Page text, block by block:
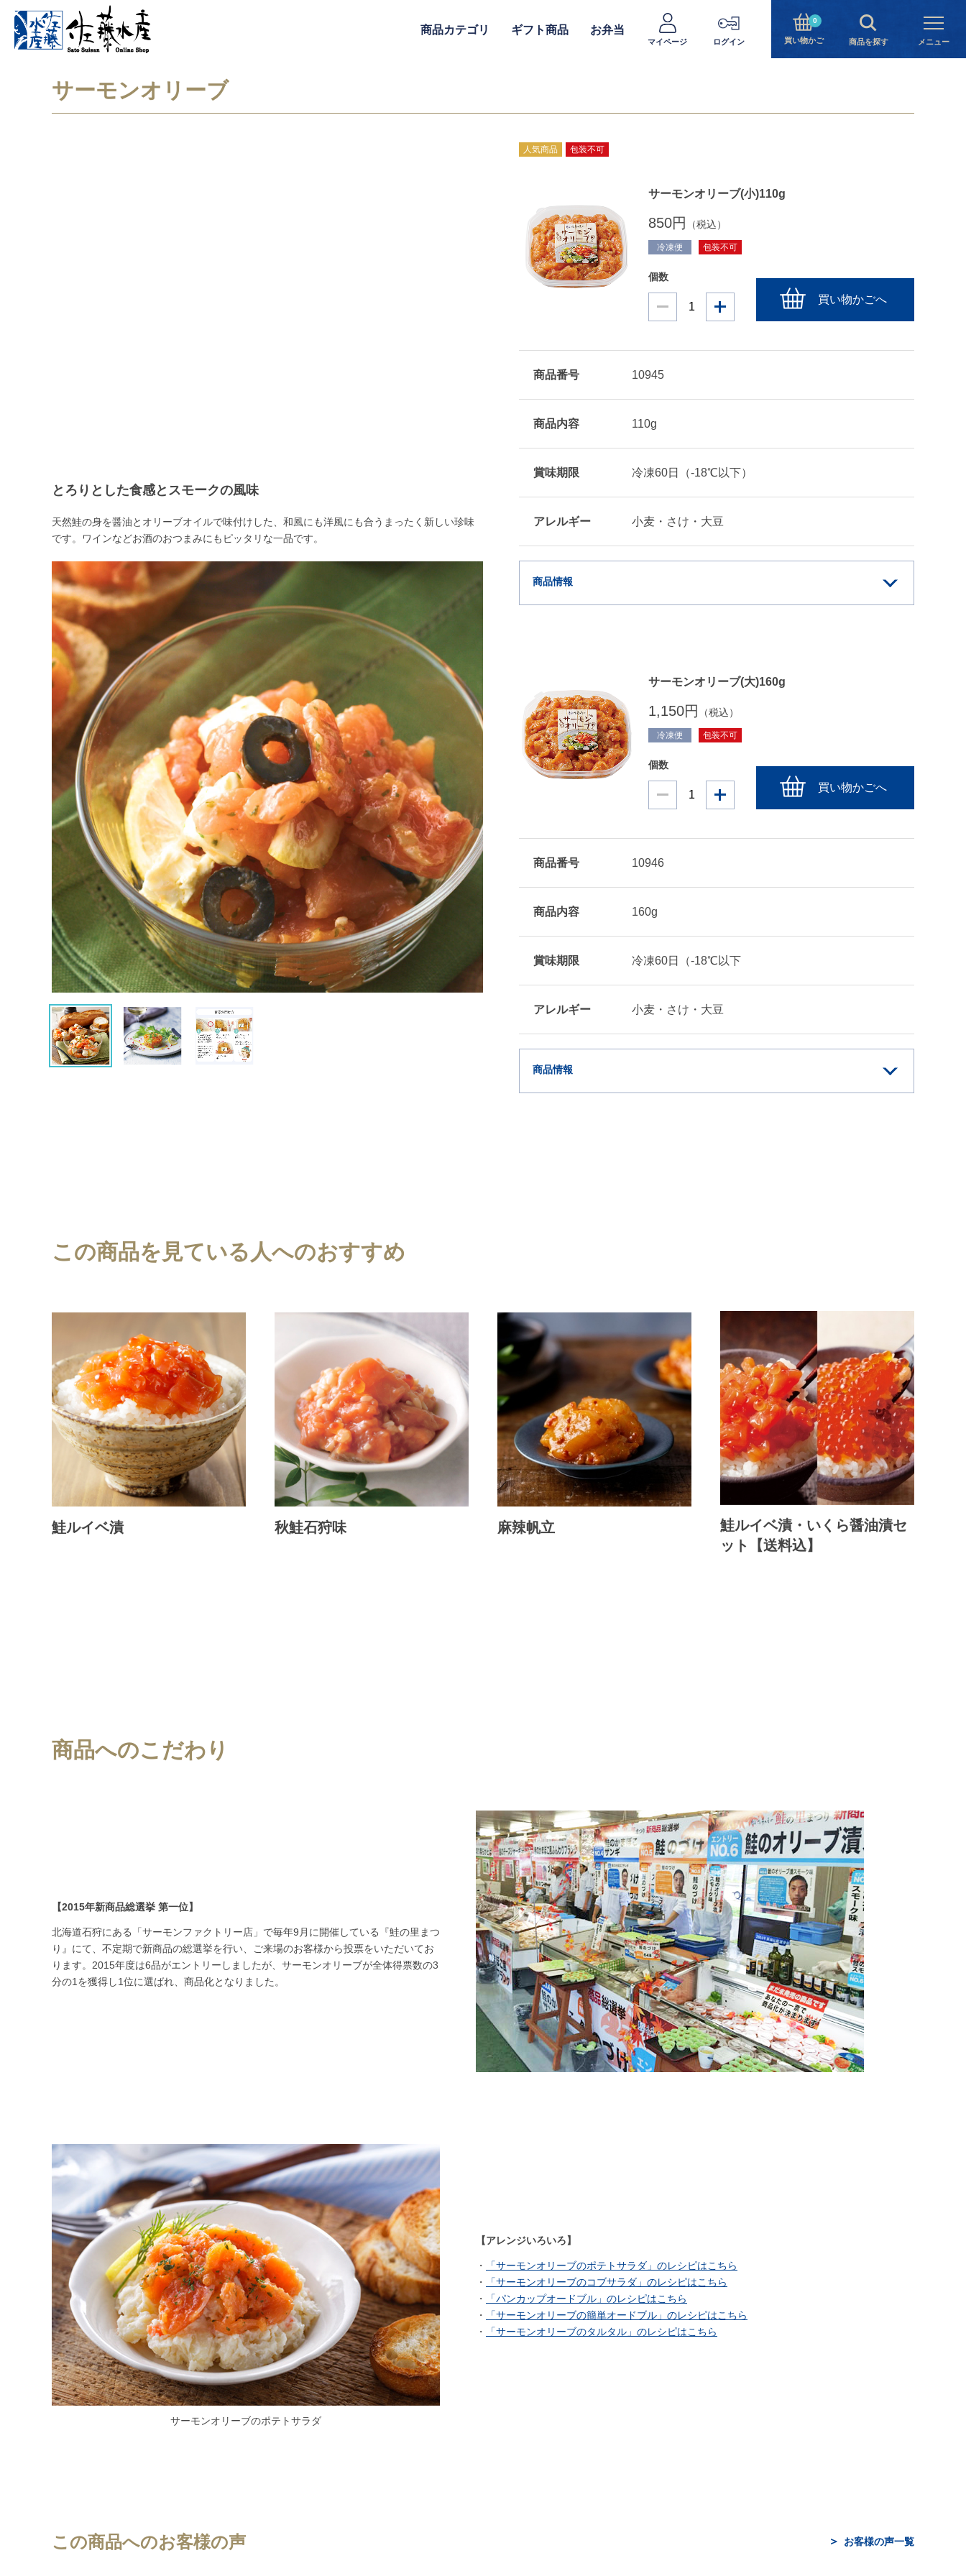
商品カテゴリ ギフト商品 お弁当
マイページ ログイン
0
買い物かご 商品を探す メニュー
サーモンオリーブ
とろりとした食感とスモークの風味
天然鮭の身を醤油とオリーブオイルで味付けした、和風にも洋風にも合うまったく新しい珍味
です。ワインなどお酒のおつまみにもピッタリな一品です。
人気商品 包装不可
サーモンオリーブ(小)110g
850円 （税込）
冷凍便 包装不可
個数
買い物かごへ
商品番号 10945
商品内容 110g
賞味期限 冷凍60日（-18℃以下）
アレルギー 小麦・さけ・大豆
商品情報
サーモンオリーブ(大)160g
1,150円 （税込）
冷凍便 包装不可
個数
買い物かごへ
商品番号 10946
商品内容 160g
賞味期限 冷凍60日（-18℃以下
アレルギー 小麦・さけ・大豆
商品情報
この商品を見ている人へのおすすめ
鮭ルイベ漬 秋鮭石狩味 麻辣帆立
鮭ルイベ漬・いくら醤油漬セ
ット【送料込】
商品へのこだわり
【2015年新商品総選挙 第一位】
北海道石狩にある「サーモンファクトリー店」で毎年9月に開催している『鮭の里まつ
り』にて、不定期で新商品の総選挙を行い、ご来場のお客様から投票をいただいてお
ります。2015年度は6品がエントリーしましたが、サーモンオリーブが全体得票数の3
分の1を獲得し1位に選ばれ、商品化となりました。
【アレンジいろいろ】
・
「サーモンオリーブのポテトサラダ」のレシピはこちら
・
「サーモンオリーブのコブサラダ」のレシピはこちら
・
「パンカップオードブル」のレシピはこちら
・
「サーモンオリーブの簡単オードブル」のレシピはこちら
・
「サーモンオリーブのタルタル」のレシピはこちら
サーモンオリーブのポテトサラダ
この商品へのお客様の声 お客様の声一覧